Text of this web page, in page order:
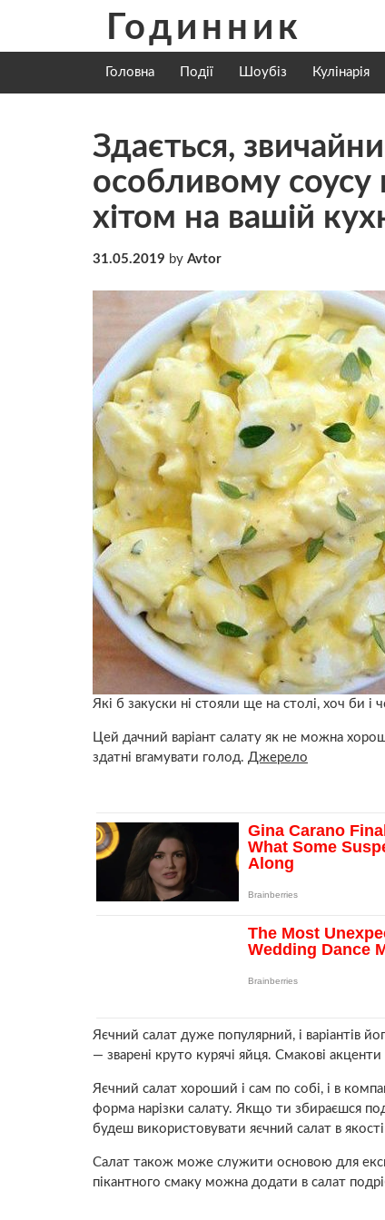
content
Годинник
Головна Події Шоубіз Кулінарія
Здається,
особливому соусу
хітом на вашій
31.05.2019 by Avtor
Які б закуски ні стояли ще на столі, хоч би і
Цей дачний варіант салату як не можна
здатні вгамувати голод. Джерело
Яєчний салат дуже популярний, і варіантів
— зварені круто курячі яйця. Смакові
Яєчний салат хороший і сам по собі, і в
форма нарізки салату. Якщо ти збираєшся
будеш використовувати яєчний салат в
Салат також може служити основою для
пікантного смаку можна додати в салат